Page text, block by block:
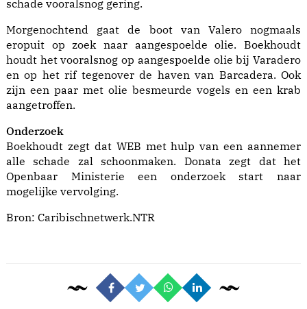
schade vooralsnog gering.
Morgenochtend gaat de boot van Valero nogmaals
eropuit op zoek naar aangespoelde olie. Boekhoudt
houdt het vooralsnog op aangespoelde olie bij Varadero
en op het rif tegenover de haven van Barcadera. Ook
zijn een paar met olie besmeurde vogels en een krab
aangetroffen.
Onderzoek
Boekhoudt zegt dat WEB met hulp van een aannemer
alle schade zal schoonmaken. Donata zegt dat het
Openbaar Ministerie een onderzoek start naar
mogelijke vervolging.
Bron: Caribischnetwerk.NTR